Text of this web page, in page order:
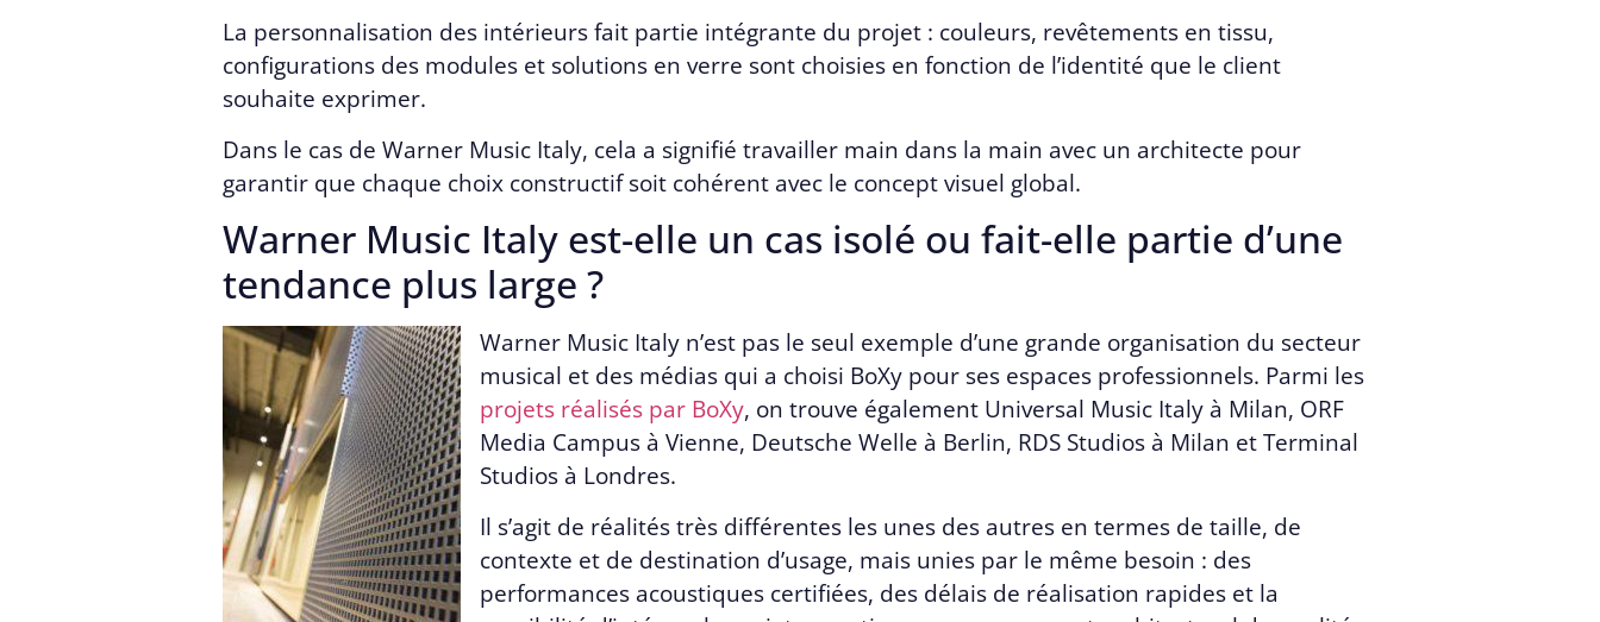
La personnalisation des intérieurs fait partie intégrante du projet : couleurs, revêtements en tissu,
configurations des modules et solutions en verre sont choisies en fonction de l’identité que le client
souhaite exprimer.
Dans le cas de Warner Music Italy, cela a signifié travailler main dans la main avec un architecte pour
garantir que chaque choix constructif soit cohérent avec le concept visuel global.
Warner Music Italy est-elle un cas isolé ou fait-elle partie d’une
tendance plus large ?
Warner Music Italy n’est pas le seul exemple d’une grande organisation du secteur
musical et des médias qui a choisi BoXy pour ses espaces professionnels. Parmi les
projets réalisés par BoXy, on trouve également Universal Music Italy à Milan, ORF
Media Campus à Vienne, Deutsche Welle à Berlin, RDS Studios à Milan et Terminal
Studios à Londres.
Il s’agit de réalités très différentes les unes des autres en termes de taille, de
contexte et de destination d’usage, mais unies par le même besoin : des
performances acoustiques certifiées, des délais de réalisation rapides et la